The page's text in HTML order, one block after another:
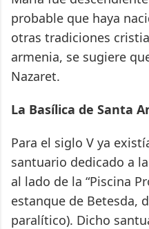
probable que haya
otras tradiciones
armenia, se sugiere
Nazaret.
La Basílica de Santa
Para el siglo V ya
santuario dedicado a
al lado de la “Piscina
estanque de Betesda,
paralítico). Dicho